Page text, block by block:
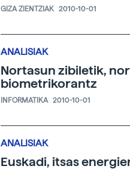
GIZA ZIENTZIAK 2010-10-01
ANALISIAK
Nortasun zibiletik,
biometrikorantz
INFORMATIKA 2010-10-01
ANALISIAK
Euskadi, itsas